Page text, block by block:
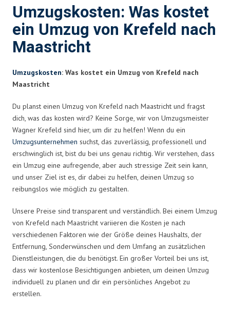
Umzugskosten: Was kostet
ein Umzug von Krefeld nach
Maastricht
Umzugskosten: Was kostet ein Umzug von Krefeld nach
Maastricht
Du planst einen Umzug von Krefeld nach Maastricht und fragst
dich, was das kosten wird? Keine Sorge, wir von Umzugsmeister
Wagner Krefeld sind hier, um dir zu helfen! Wenn du ein
Umzugsunternehmen suchst, das zuverlässig, professionell und
erschwinglich ist, bist du bei uns genau richtig. Wir verstehen, dass
ein Umzug eine aufregende, aber auch stressige Zeit sein kann,
und unser Ziel ist es, dir dabei zu helfen, deinen Umzug so
reibungslos wie möglich zu gestalten.
Unsere Preise sind transparent und verständlich. Bei einem Umzug
von Krefeld nach Maastricht variieren die Kosten je nach
verschiedenen Faktoren wie der Größe deines Haushalts, der
Entfernung, Sonderwünschen und dem Umfang an zusätzlichen
Dienstleistungen, die du benötigst. Ein großer Vorteil bei uns ist,
dass wir kostenlose Besichtigungen anbieten, um deinen Umzug
individuell zu planen und dir ein persönliches Angebot zu
erstellen.